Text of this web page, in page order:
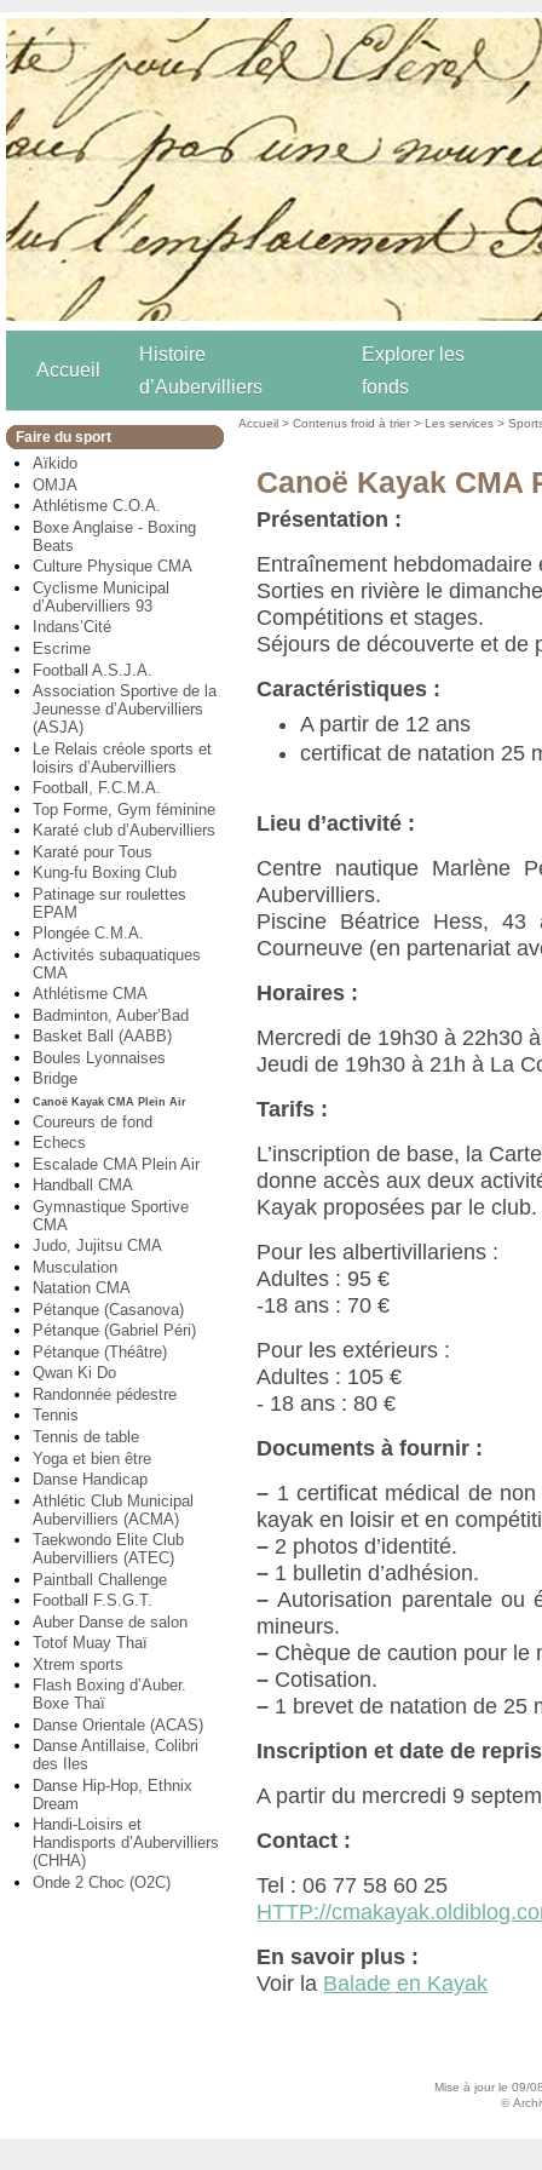
Accueil
Histoire
d’Aubervilliers
Explorer les
fonds
Faire du sport
Aïkido
OMJA
Athlétisme C.O.A.
Boxe Anglaise - Boxing
Beats
Culture Physique CMA
Cyclisme Municipal
d’Aubervilliers 93
Indans’Cité
Escrime
Football A.S.J.A.
Association Sportive de la
Jeunesse d’Aubervilliers
(ASJA)
Le Relais créole sports et
loisirs d’Aubervilliers
Football, F.C.M.A.
Top Forme, Gym féminine
Karaté club d’Aubervilliers
Karaté pour Tous
Kung-fu Boxing Club
Patinage sur roulettes
EPAM
Plongée C.M.A.
Activités subaquatiques
CMA
Athlétisme CMA
Badminton, Auber’Bad
Basket Ball (AABB)
Boules Lyonnaises
Bridge
Canoë Kayak CMA Plein Air
Coureurs de fond
Echecs
Escalade CMA Plein Air
Handball CMA
Gymnastique Sportive
CMA
Judo, Jujitsu CMA
Musculation
Natation CMA
Pétanque (Casanova)
Pétanque (Gabriel Péri)
Pétanque (Théâtre)
Qwan Ki Do
Randonnée pédestre
Tennis
Tennis de table
Yoga et bien être
Danse Handicap
Athlétic Club Municipal
Aubervilliers (ACMA)
Taekwondo Elite Club
Aubervilliers (ATEC)
Paintball Challenge
Football F.S.G.T.
Auber Danse de salon
Totof Muay Thaï
Xtrem sports
Flash Boxing d’Auber.
Boxe Thaï
Danse Orientale (ACAS)
Danse Antillaise, Colibri
des Iles
Danse Hip-Hop, Ethnix
Dream
Handi-Loisirs et
Handisports d’Aubervilliers
(CHHA)
Onde 2 Choc (O2C)
Accueil >Contenus froid à trier >Les services >
Canoë Kayak CMA
Présentation :
Entraînement hebdomadaire
Sorties en rivière le
Compétitions et stages.
Séjours de découverte et de
Caractéristiques :
A partir de 12 ans
certificat de natation 25
Lieu d’activité :
Centre nautique Marlène
Aubervilliers.
Piscine Béatrice Hess,
Courneuve (en partenariat
Horaires :
Mercredi de 19h30 à 22h30
Jeudi de 19h30 à 21h à La
Tarifs :
L’inscription de base, la
donne accès aux deux
Kayak proposées par le club.
Pour les albertivillariens :
Adultes : 95 €
-18 ans : 70 €
Pour les extérieurs :
Adultes : 105 €
- 18 ans : 80 €
Documents à fournir :
– 1 certificat médical de
kayak en loisir et en
– 2 photos d’identité.
– 1 bulletin d’adhésion.
– Autorisation parentale ou
mineurs.
– Chèque de caution pour le
– Cotisation.
– 1 brevet de natation de 25
Inscription et date de
A partir du mercredi 9
Contact :
Tel : 06 77 58 60 25
HTTP://
En savoir plus :
Voir la Balade en Kayak
Mise à jour le 09/
©